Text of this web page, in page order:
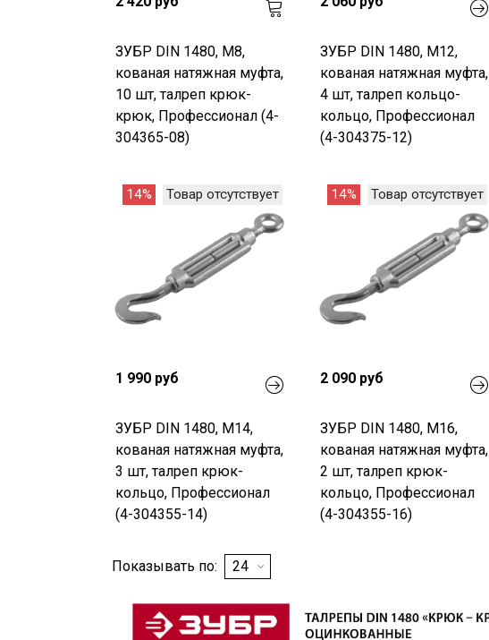
ЗУБР DIN 1480, М8,
кованая натяжная муфта,
10 шт, талреп крюк-
крюк, Профессионал (4-
304365-08)
ЗУБР DIN 1480, М12,
кованая натяжная муфта,
4 шт, талреп кольцо-
кольцо, Профессионал
(4-304375-12)
14% Товар отсутствует
1 990 руб
ЗУБР DIN 1480, М14,
кованая натяжная муфта,
3 шт, талреп крюк-
кольцо, Профессионал
(4-304355-14)
14% Товар отсутствует
2 090 руб
ЗУБР DIN 1480, М16,
кованая натяжная муфта,
2 шт, талреп крюк-
кольцо, Профессионал
(4-304355-16)
Показывать по: